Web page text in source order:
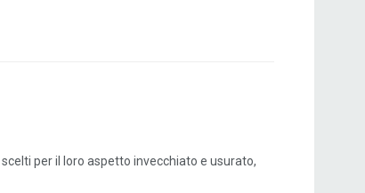
per il loro aspetto invecchiato e usurato,